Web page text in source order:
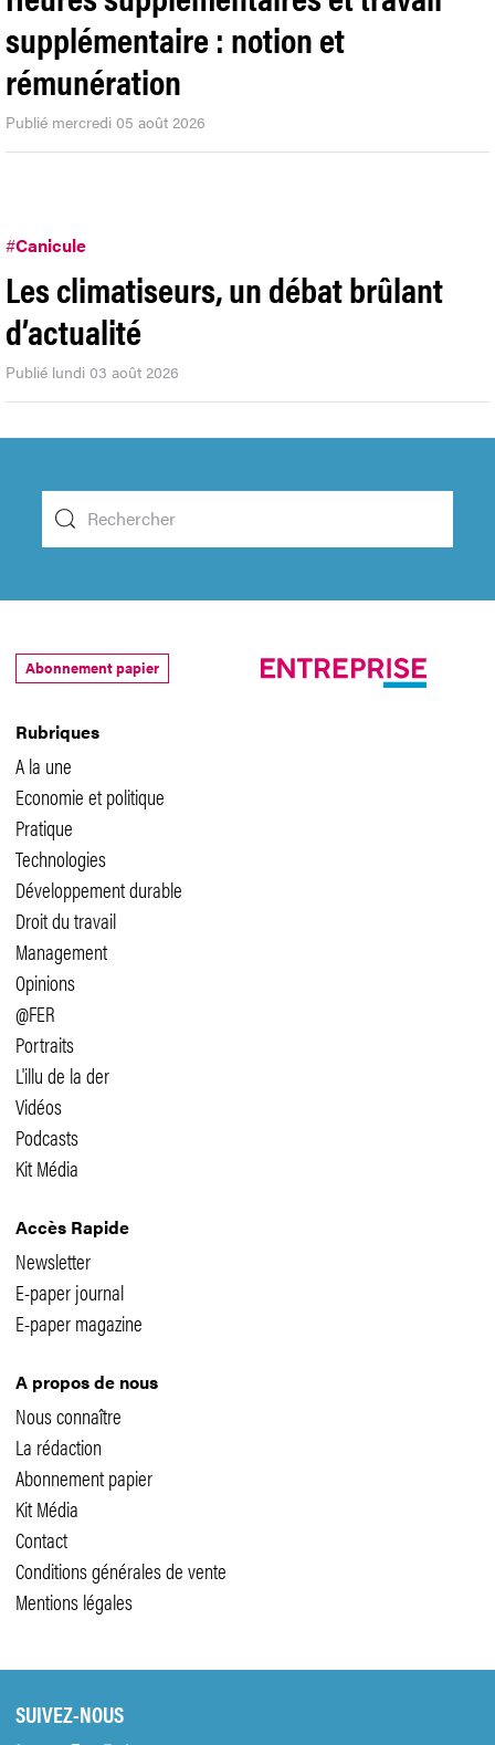
supplémentaire : notion et
rémunération
Publié mercredi 05 août 2026
#Canicule
Les climatiseurs, un débat brûlant
d’actualité
Publié lundi 03 août 2026
Rubriques
A la une
Economie et politique
Pratique
Technologies
Développement durable
Droit du travail
Management
Opinions
@FER
Portraits
L'illu de la der
Vidéos
Podcasts
Kit Média
Accès Rapide
Newsletter
E-paper journal
E-paper magazine
A propos de nous
Nous connaître
La rédaction
Abonnement papier
Kit Média
Contact
Conditions générales de vente
Mentions légales
Abonnement papier
SUIVEZ-NOUS